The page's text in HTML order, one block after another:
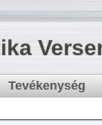
Tevékenység